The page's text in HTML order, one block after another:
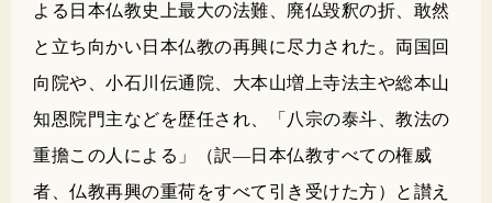
よる日本仏教史上最大の法難、廃仏毀釈の折、敢然
と立ち向かい日本仏教の再興に尽力された。両国回
向院や、小石川伝通院、大本山増上寺法主や総本山
知恩院門主などを歴任され、「八宗の泰斗、教法の
重擔この人による」（訳―日本仏教すべての権威
者、仏教再興の重荷をすべて引き受けた方）と讃え